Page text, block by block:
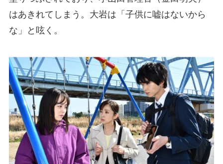
はあきれてしまう。大岩は「子供に嘘はないから
な」と呟く。